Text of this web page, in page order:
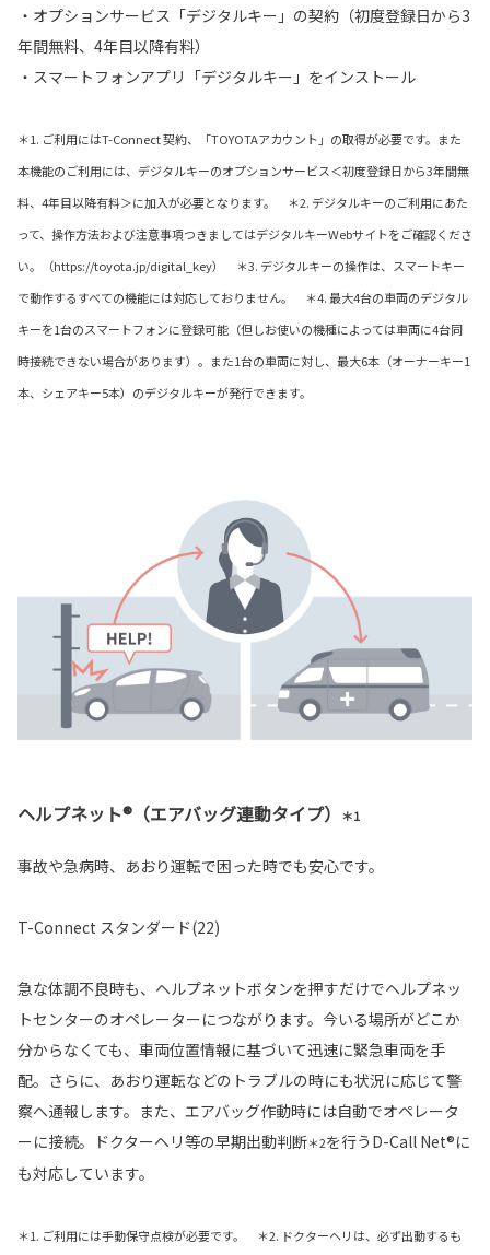
・オプションサービス「デジタルキー」の契約（初度登録日から3
年間無料、4年目以降有料）
・スマートフォンアプリ「デジタルキー」をインストール
＊1. ご利用にはT-Connect 契約、「TOYOTAアカウント」の取得が必要です。また
本機能のご利用には、デジタルキーのオプションサービス＜初度登録日から3年間無
料、4年目以降有料＞に加入が必要となります。 ＊2. デジタルキーのご利用にあた
って、操作方法および注意事項つきましてはデジタルキーWebサイトをご確認くださ
い。（https://toyota.jp/digital_key） ＊3. デジタルキーの操作は、スマートキー
で動作するすべての機能には対応しておりません。 ＊4. 最大4台の車両のデジタル
キーを1台のスマートフォンに登録可能（但しお使いの機種によっては車両に4台同
時接続できない場合があります）。また1台の車両に対し、最大6本（オーナーキー1
本、シェアキー5本）のデジタルキーが発行できます。
ヘルプネット®（エアバッグ連動タイプ） ＊1
事故や急病時、あおり運転で困った時でも安心です。
T-Connect スタンダード(22)
急な体調不良時も、ヘルプネットボタンを押すだけでヘルプネッ
トセンターのオペレーターにつながります。今いる場所がどこか
分からなくても、車両位置情報に基づいて迅速に緊急車両を手
配。さらに、あおり運転などのトラブルの時にも状況に応じて警
察へ通報します。また、エアバッグ作動時には自動でオペレータ
ーに接続。ドクターヘリ等の早期出動判断＊2を行うD-Call Net®に
も対応しています。
＊1. ご利用には手動保守点検が必要です。 ＊2. ドクターヘリは、必ず出動するも